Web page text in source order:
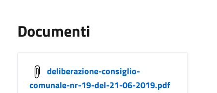
Documenti
deliberazione-consiglio-
comunale-nr-19-del-21-06-2019.pdf